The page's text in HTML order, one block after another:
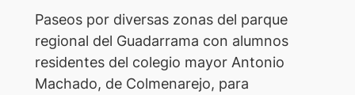
Paseos por diversas zonas del parque
regional del Guadarrama con alumnos
residentes del colegio mayor Antonio
Machado, de Colmenarejo, para